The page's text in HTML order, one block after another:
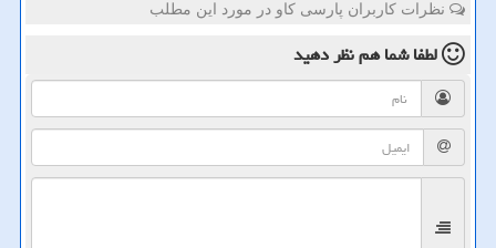
نظرات کاربران پارسی کاو در مورد این مطلب
لطفا شما همنظر دهید